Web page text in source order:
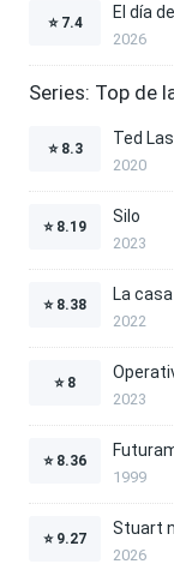
⭐ 7.4
El día
2026
Series: Top de
⭐ 8.3
Ted
2020
⭐ 8.19
Silo
2023
⭐ 8.38
La
2022
⭐ 8
2023
⭐ 8.36
1999
⭐ 9.27
Stuart
2026